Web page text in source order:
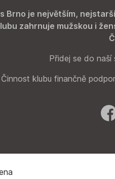
Brno je největším,
zahrnuje mužskou i
Přidej se do
Činnost klubu finančně